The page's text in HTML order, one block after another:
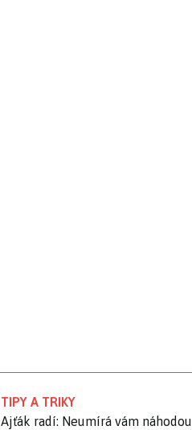
TIPY A TRIKY
Ajťák radí: Neumírá vám náhodou